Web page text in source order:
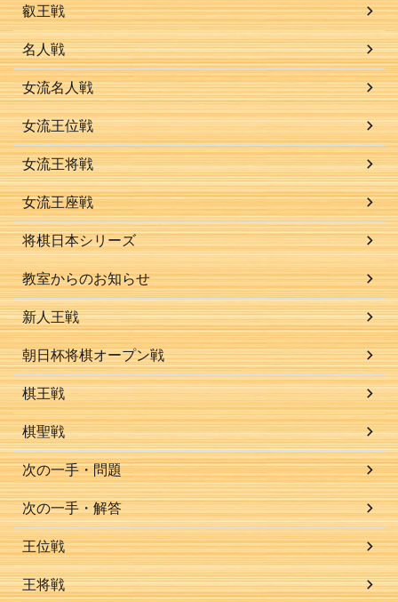
叡王戦
名人戦
女流名人戦
女流王位戦
女流王将戦
女流王座戦
将棋日本シリーズ
教室からのお知らせ
新人王戦
朝日杯将棋オープン戦
棋王戦
棋聖戦
次の一手・問題
次の一手・解答
王位戦
王将戦